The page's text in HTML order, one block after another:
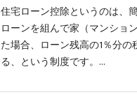
住宅ローン控除というのは、
ローンを組んで家（マンショ
た場合、ローン残高の1％分の
る、という制度です。…